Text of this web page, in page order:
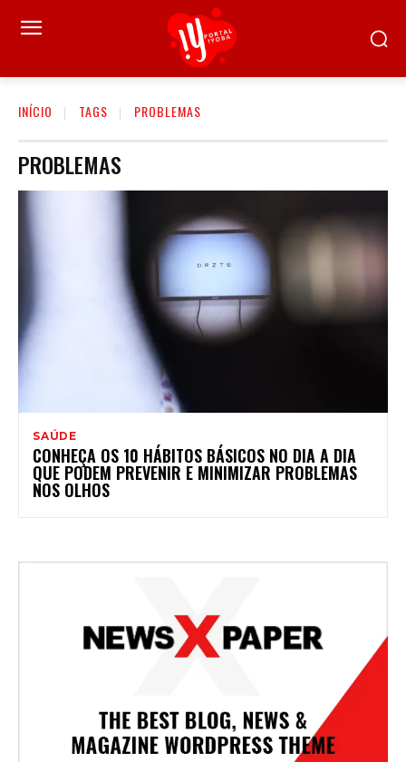
INÍCIO TAGS PROBLEMAS
PROBLEMAS
SAÚDE
CONHEÇA OS 10 HÁBITOS BÁSICOS NO DIA A DIA
QUE PODEM PREVENIR E MINIMIZAR PROBLEMAS
NOS OLHOS